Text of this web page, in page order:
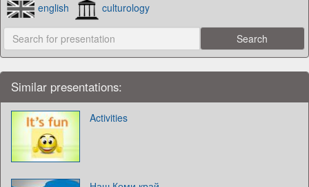
english culturology
Similar presentations:
Activities